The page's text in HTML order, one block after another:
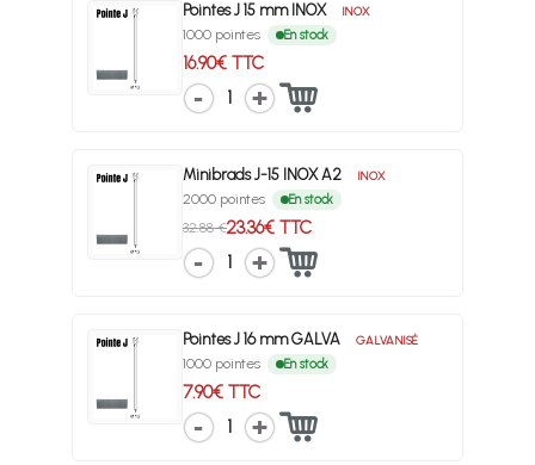
Pointes J 15 mm INOX INOX
1000 pointes En stock
16.90€ TTC
1
Minibrads J-15 INOX A2 INOX
2000 pointes En stock
32.88 €23.36€ TTC
1
Pointes J 16 mm GALVA GALVANISÉ
1000 pointes En stock
7.90€ TTC
1